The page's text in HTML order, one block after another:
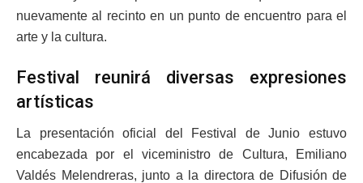
nuevamente al recinto en un punto de encuentro para el
arte y la cultura.
Festival reunirá diversas expresiones
artísticas
La presentación oficial del Festival de Junio estuvo
encabezada por el viceministro de Cultura, Emiliano
Valdés Melendreras, junto a la directora de Difusión de